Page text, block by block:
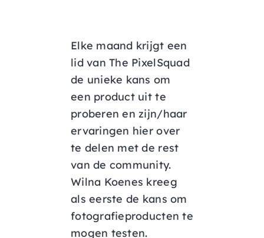
Elke maand krijgt een
lid van The PixelSquad
de unieke kans om
een product uit te
proberen en zijn/haar
ervaringen hier over
te delen met de rest
van de community.
Wilna Koenes kreeg
als eerste de kans om
fotografieproducten te
mogen testen.